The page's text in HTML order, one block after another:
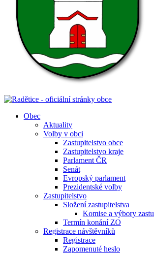
Obec
Aktuality
Volby v obci
Zastupitelstvo obce
Zastupitelstvo kraje
Parlament ČR
Senát
Evropský parlament
Prezidentské volby
Zastupitelstvo
Složení zastupitelstva
Komise a výbory
Termín konání ZO
Registrace návštěvníků
Registrace
Zapomenuté heslo